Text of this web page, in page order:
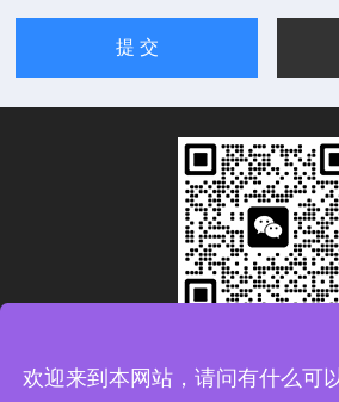
欢迎来到本网站，请问有什么可